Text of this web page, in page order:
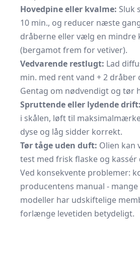
Hovedpine eller kvalme: Sluk
10 min., og reducer næste
dråberne eller vælg en mindre
(bergamot frem for vetiver).
Vedvarende restlugt: Lad
min. med rent vand + 2 dråber
Gentag om nødvendigt og tør
Spruttende eller lydende drift:
i skålen, løft til
dyse og låg sidder korrekt.
Tør tåge uden duft: Olien kan
test med frisk flaske og kassér
Ved konsekvente problemer:
producentens manual -
modeller har udskiftelige
forlænge levetiden betydeligt.